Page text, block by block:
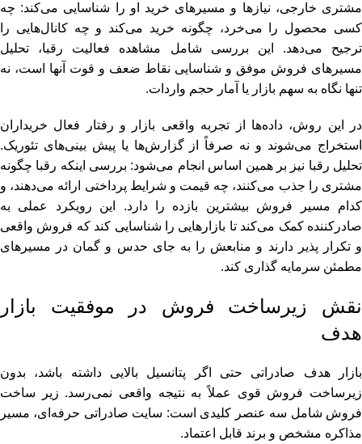
مشتری خارجی، نیازها و مسیرهای خرید او را شناسایی می‌کند: چه
کسی محصول را می‌خرد، چگونه خرید می‌کند و چه کانال‌هایی را
ترجیح می‌دهد. این بررسی شامل مشاهده فعالیت رقبا، تحلیل
مسیرهای فروش موفق و شناسایی نقاط ضعف و قوت آنها است، نه
تنها نگاه به سهم بازار یا آمار حجم واردات.
در این روش، داده‌ها از تجربه واقعی بازار و رفتار فعال خریداران
استخراج می‌شوند و نه صرفاً از گزارش‌ها یا پیش‌ بینی‌های تئوریک.
تحلیل رقبا نیز بر همین اساس انجام می‌شود: بررسی اینکه رقبا چگونه
مشتری را جذب می‌کنند، چه قیمت و شرایط پرداختی ارائه می‌دهند، و
کدام مسیر فروش بیشترین بازده را دارد. این رویکرد عملی به
صادرکننده کمک می‌کند تا بازارهایی را شناسایی کند که فروش واقعی
و تکرار پذیر دارند و منابعش را به جای حدس و گمان در مسیرهای
مطمئن سرمایه‌ گذاری کند.
نقش زیرساخت فروش در موفقیت بازار
هدف
بازار هدف صادراتی حتی اگر پتانسیل بالایی داشته باشد، بدون
زیرساخت فروش قوی عملاً به نتیجه واقعی نمی‌رسد. زیر ساخت
فروش شامل سه عنصر کلیدی است: سایت صادراتی حرفه‌ای، مسیر
مذاکره مشخص و برند قابل اعتماد.